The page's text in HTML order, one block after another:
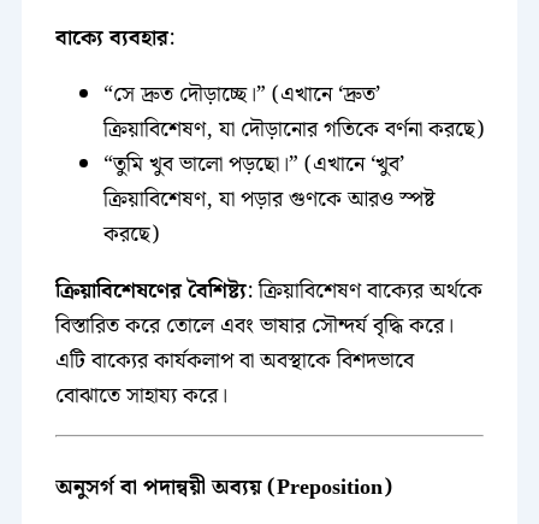
বাক্যে ব্যবহার:
“সে দ্রুত দৌড়াচ্ছে।” (এখানে ‘দ্রুত’
ক্রিয়াবিশেষণ, যা দৌড়ানোর গতিকে বর্ণনা করছে)
“তুমি খুব ভালো পড়ছো।” (এখানে ‘খুব’
ক্রিয়াবিশেষণ, যা পড়ার গুণকে আরও স্পষ্ট
করছে)
ক্রিয়াবিশেষণের বৈশিষ্ট্য: ক্রিয়াবিশেষণ বাক্যের অর্থকে
বিস্তারিত করে তোলে এবং ভাষার সৌন্দর্য বৃদ্ধি করে।
এটি বাক্যের কার্যকলাপ বা অবস্থাকে বিশদভাবে
বোঝাতে সাহায্য করে।
অনুসর্গ বা পদান্বয়ী অব্যয় (Preposition)